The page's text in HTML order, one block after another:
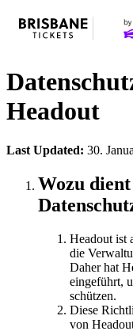
Headout
Last Updated: 30.
Wozu dient
Headout ist
die
Daher hat
eingeführt,
schützen.
Diese
von